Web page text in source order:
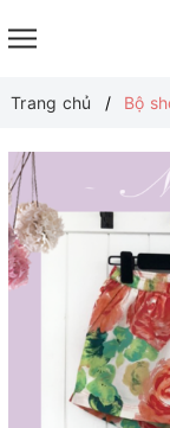
Trang chủ Bộ